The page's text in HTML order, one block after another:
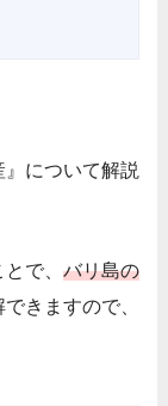
について解説
で、 バリ島の
きますので、